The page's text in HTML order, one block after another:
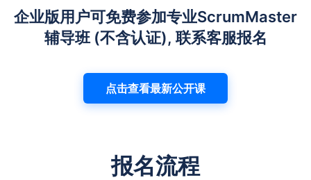
企业版用户可免费参加专业ScrumMaster
辅导班 (不含认证), 联系客服报名
点击查看最新公开课
报名流程